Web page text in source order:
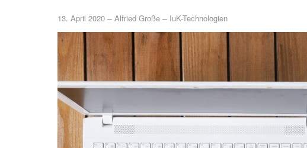
13. April 2020 Alfried Große IuK-Technologien